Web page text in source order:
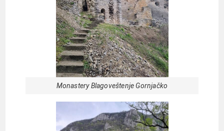
Monastery Blagoveštenje Gornjačko